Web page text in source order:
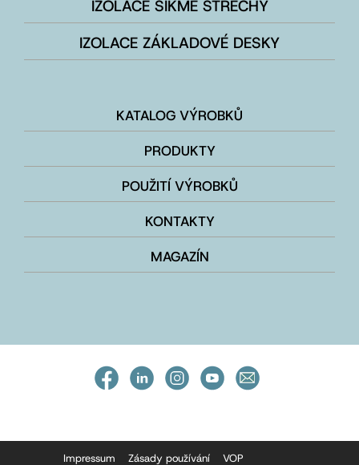
IZOLACE ŠIKMÉ STŘECHY
IZOLACE ZÁKLADOVÉ DESKY
KATALOG VÝROBKŮ
PRODUKTY
POUŽITÍ VÝROBKŮ
KONTAKTY
MAGAZÍN
Impressum Zásady používání VOP